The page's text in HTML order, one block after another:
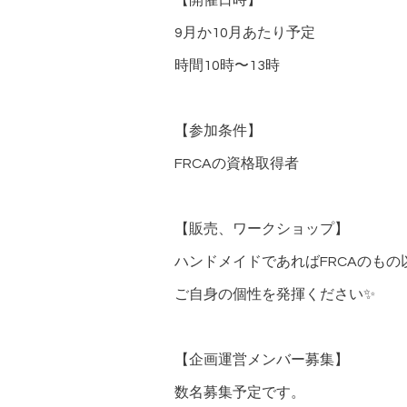
9月か10月あたり予定
時間10時〜13時
【参加条件】
FRCAの資格取得者
【販売、ワークショップ】
ハンドメイドであればFRCAのもの
ご自身の個性を発揮ください✨
【企画運営メンバー募集】
数名募集予定です。